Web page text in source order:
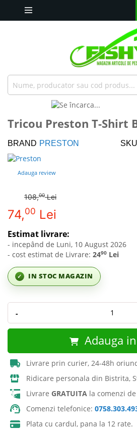
the
of
the
images
gallery
to
beginning
of
the
images
Tricou Preston T-Shirt
BRAND PRESTON SKU
Adauga review
108,00Lei
Pret special
74,00 Lei
✓ IN STOC MAGAZIN
Estimat livrare:
- incepând de Luni, 10 August 2026
- cost estimat de Livrare: 2490 Lei
-
Adauga
Livrare prin curier, 24-48h
Ridicare personala din Bistrita,
Livrare GRATUITA la comenzi
Comenzi telefonice:
Plata cu cardul, pana la 12 rate.